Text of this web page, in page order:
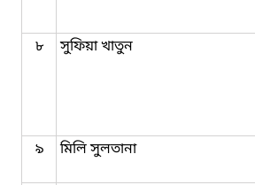
৮ সুফিয়া খাতুন
৯ মিলি সুলতানা